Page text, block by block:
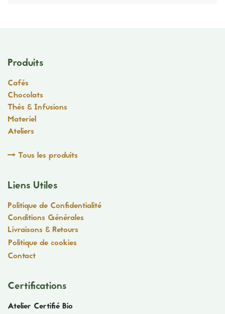
Produits
Cafés
Chocolats
Thés & Infusions
Materiel
Ateliers
Tous les produits
Liens Utiles
Politique de Confidentialité
Conditions Générales
Livraisons & Retours
Politique de cookies
Contact
Certifications
Atelier Certifié Bio